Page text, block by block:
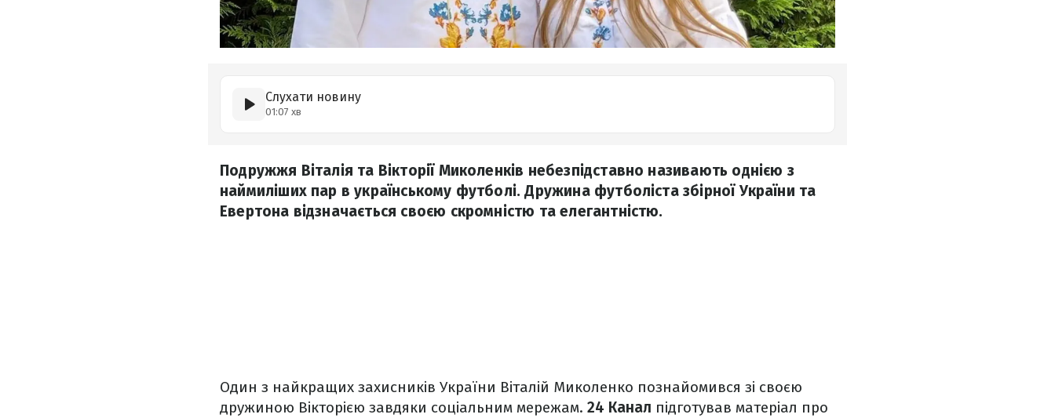
Слухати новину
01:07 хв
Подружжя Віталія та Вікторії Миколенків небезпідставно називають однією з
наймиліших пар в українському футболі. Дружина футболіста збірної України та
Евертона відзначається своєю скромністю та елегантністю.
Один з найкращих захисників України Віталій Миколенко познайомився зі своєю
дружиною Вікторією завдяки соціальним мережам. 24 Канал підготував матеріал про